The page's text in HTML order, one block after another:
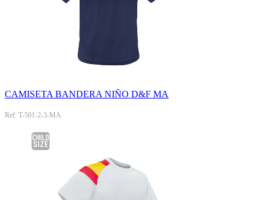
CAMISETA BANDERA NIÑO D&F MA
Ref: T-501-2-3-MA